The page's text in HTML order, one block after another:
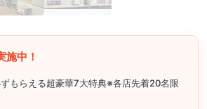
施中！
もらえる超豪華7大特典※各店先着20名限